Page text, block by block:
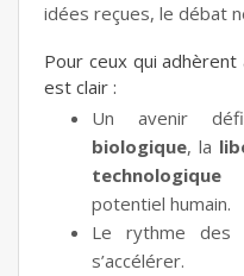
idées reçues, le débat
Pour ceux qui
est clair :
Un avenir
biologique, la
technologique
potentiel humain.
Le rythme des
s’accélérer.